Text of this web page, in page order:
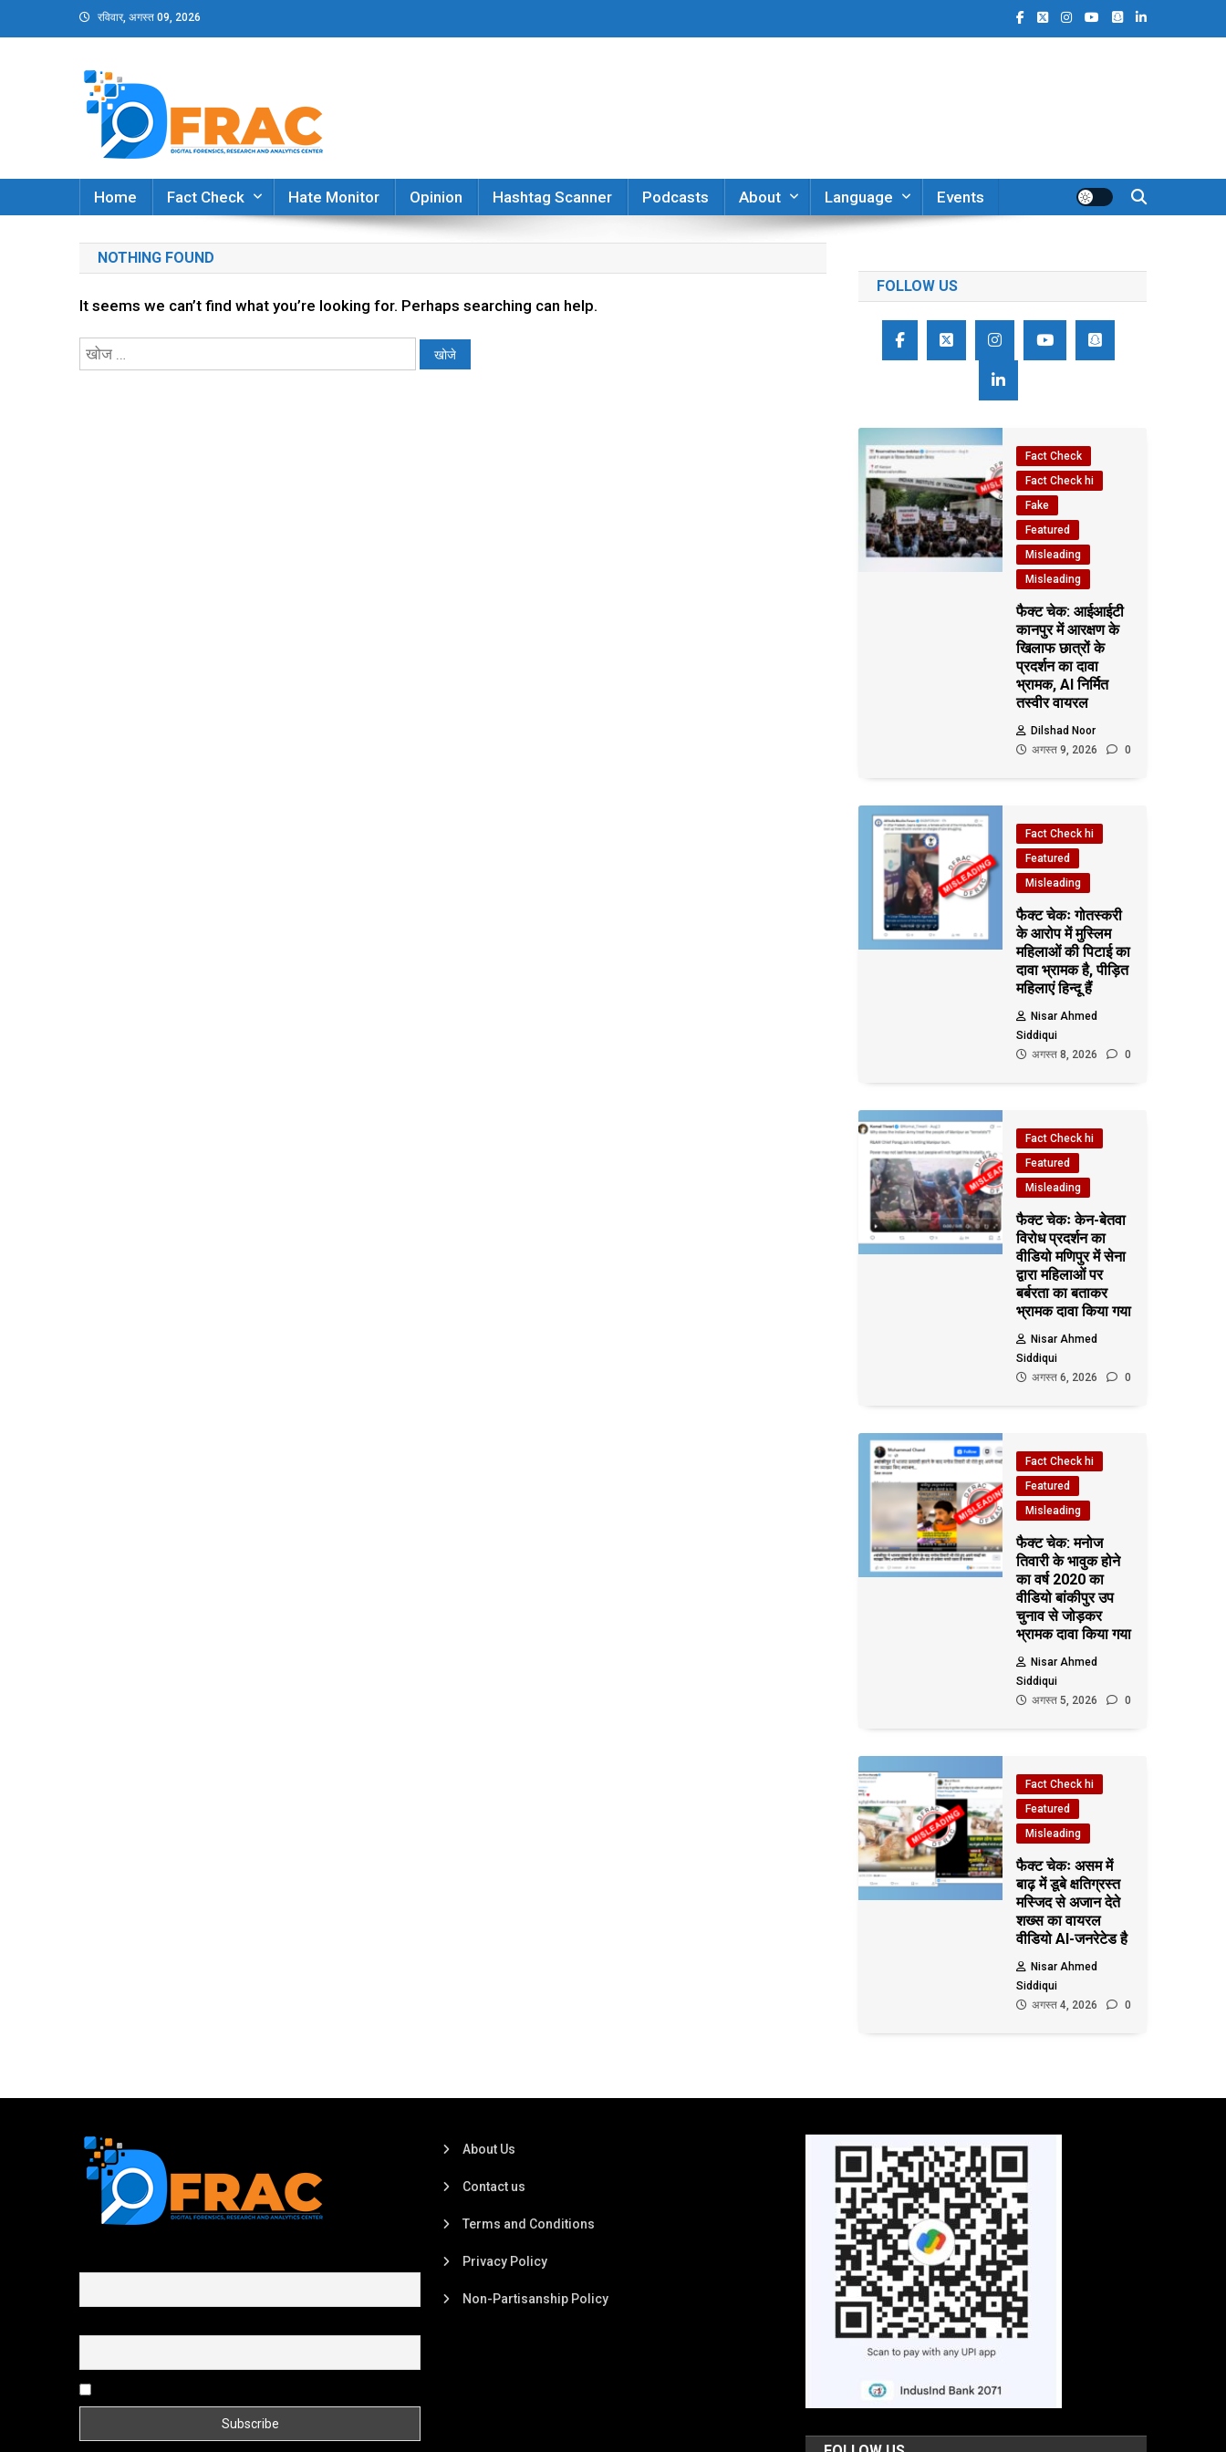
to
रविवार, अगस्त 09, 2026
DFRAC_ORG
Digital Forensics, Research and Analytics Center
Home
Fact Check Hate Monitor Opinion Hashtag Scanner Podcasts About Language Events
NOTHING FOUND
It seems we can’t find what you’re looking for. Perhaps searching can help.
निम्न
FOLLOW US
Fact Check
Fact Check hi
Fake
Featured
Misleading
Misleading
फैक्ट चेक: आईआईटी
कानपुर में आरक्षण के
खिलाफ छात्रों के
प्रदर्शन का दावा
भ्रामक, AI निर्मित
तस्वीर वायरल
Dilshad Noor
अगस्त 9, 2026
0
Fact Check hi
Featured
Misleading
फैक्ट चेकः गोतस्करी
के आरोप में मुस्लिम
महिलाओं की पिटाई का
दावा भ्रामक है, पीड़ित
महिलाएं हिन्दू हैं
Nisar Ahmed
Siddiqui
अगस्त 8, 2026
0
Fact Check hi
Featured
Misleading
फैक्ट चेकः केन-बेतवा
विरोध प्रदर्शन का
वीडियो मणिपुर में सेना
द्वारा महिलाओं पर
बर्बरता का बताकर
भ्रामक दावा किया गया
Nisar Ahmed
Siddiqui
अगस्त 6, 2026
0
Fact Check hi
Featured
Misleading
फैक्ट चेक: मनोज
तिवारी के भावुक होने
का वर्ष 2020 का
वीडियो बांकीपुर उप
चुनाव से जोड़कर
भ्रामक दावा किया गया
Nisar Ahmed
Siddiqui
अगस्त 5, 2026
0
Fact Check hi
Featured
Misleading
फैक्ट चेकः असम में
बाढ़ में डूबे क्षतिग्रस्त
मस्जिद से अजान देते
शख्स का वायरल
वीडियो AI-जनरेटेड है
Nisar Ahmed
Siddiqui
अगस्त 4, 2026
0
About Us
Contact us
Terms and Conditions
Privacy Policy
Non-Partisanship Policy